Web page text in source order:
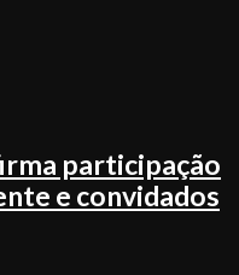
participação
e convidados